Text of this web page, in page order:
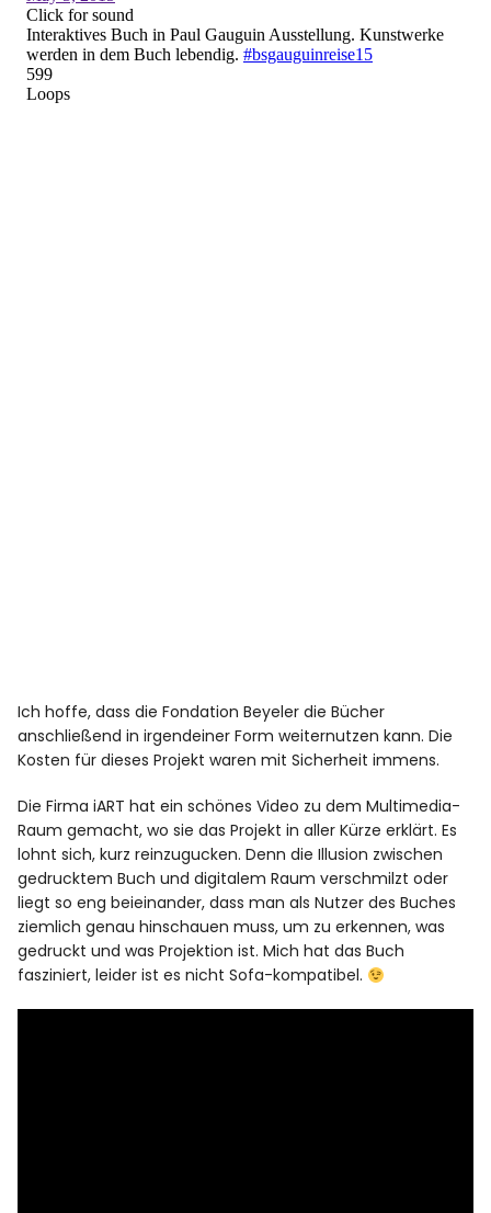
Ich hoffe, dass die Fondation Beyeler die Bücher
anschließend in irgendeiner Form weiternutzen kann. Die
Kosten für dieses Projekt waren mit Sicherheit immens.
Die Firma iART hat ein schönes Video zu dem Multimedia-
Raum gemacht, wo sie das Projekt in aller Kürze erklärt. Es
lohnt sich, kurz reinzugucken. Denn die Illusion zwischen
gedrucktem Buch und digitalem Raum verschmilzt oder
liegt so eng beieinander, dass man als Nutzer des Buches
ziemlich genau hinschauen muss, um zu erkennen, was
gedruckt und was Projektion ist. Mich hat das Buch
fasziniert, leider ist es nicht Sofa-kompatibel.